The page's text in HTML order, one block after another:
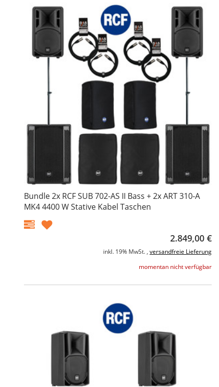
Bundle 2x RCF SUB 702-AS II Bass + 2x ART 310-A
MK4 4400 W Stative Kabel Taschen
2.849,00 €
inkl. 19% MwSt. , versandfreie Lieferung
momentan nicht verfügbar